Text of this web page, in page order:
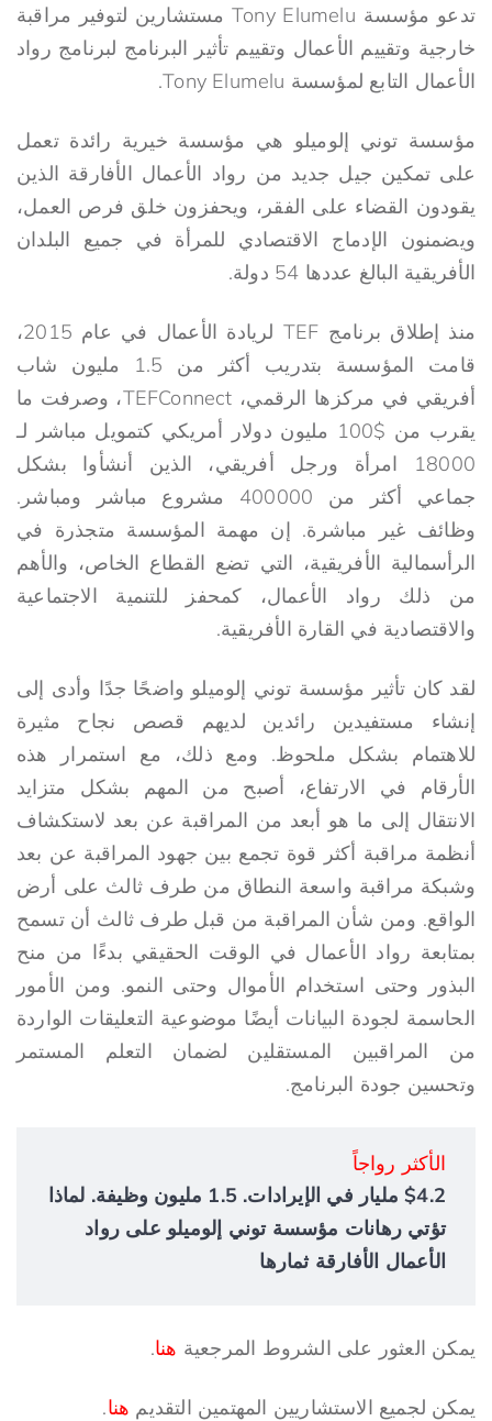
تدعو مؤسسة Tony Elumelu مستشارين لتوفير مراقبة
خارجية وتقييم الأعمال وتقييم تأثير البرنامج لبرنامج رواد
الأعمال التابع لمؤسسة Tony Elumelu.
مؤسسة توني إلوميلو هي مؤسسة خيرية رائدة تعمل
على تمكين جيل جديد من رواد الأعمال الأفارقة الذين
يقودون القضاء على الفقر، ويحفزون خلق فرص العمل،
ويضمنون الإدماج الاقتصادي للمرأة في جميع البلدان
الأفريقية البالغ عددها 54 دولة.
منذ إطلاق برنامج TEF لريادة الأعمال في عام 2015،
قامت المؤسسة بتدريب أكثر من 1.5 مليون شاب
أفريقي في مركزها الرقمي، TEFConnect، وصرفت ما
يقرب من $100 مليون دولار أمريكي كتمويل مباشر لـ
18000 امرأة ورجل أفريقي، الذين أنشأوا بشكل
جماعي أكثر من 400000 مشروع مباشر ومباشر.
وظائف غير مباشرة. إن مهمة المؤسسة متجذرة في
الرأسمالية الأفريقية، التي تضع القطاع الخاص، والأهم
من ذلك رواد الأعمال، كمحفز للتنمية الاجتماعية
والاقتصادية في القارة الأفريقية.
لقد كان تأثير مؤسسة توني إلوميلو واضحًا جدًا وأدى إلى
إنشاء مستفيدين رائدين لديهم قصص نجاح مثيرة
للاهتمام بشكل ملحوظ. ومع ذلك، مع استمرار هذه
الأرقام في الارتفاع، أصبح من المهم بشكل متزايد
الانتقال إلى ما هو أبعد من المراقبة عن بعد لاستكشاف
أنظمة مراقبة أكثر قوة تجمع بين جهود المراقبة عن بعد
وشبكة مراقبة واسعة النطاق من طرف ثالث على أرض
الواقع. ومن شأن المراقبة من قبل طرف ثالث أن تسمح
بمتابعة رواد الأعمال في الوقت الحقيقي بدءًا من منح
البذور وحتى استخدام الأموال وحتى النمو. ومن الأمور
الحاسمة لجودة البيانات أيضًا موضوعية التعليقات الواردة
من المراقبين المستقلين لضمان التعلم المستمر
وتحسين جودة البرنامج.
الأكثر رواجاً
$4.2 مليار في الإيرادات. 1.5 مليون وظيفة. لماذا
تؤتي رهانات مؤسسة توني إلوميلو على رواد
الأعمال الأفارقة ثمارها
يمكن العثور على الشروط المرجعية هنا.
يمكن لجميع الاستشاريين المهتمين التقديم هنا.